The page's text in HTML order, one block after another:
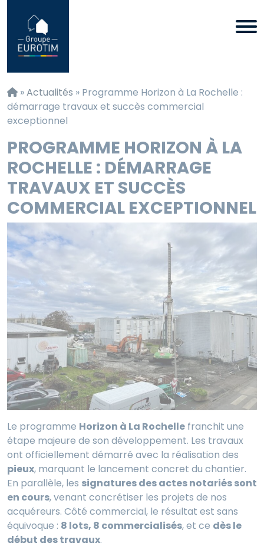
»Actualités » Programme Horizon à La Rochelle :
démarrage travaux et succès commercial
exceptionnel
PROGRAMME HORIZON À LA
ROCHELLE : DÉMARRAGE
TRAVAUX ET SUCCÈS
COMMERCIAL EXCEPTIONNEL
Le programme Horizon à La Rochelle franchit une
étape majeure de son développement. Les travaux
ont officiellement démarré avec la réalisation des
pieux, marquant le lancement concret du chantier.
En parallèle, les signatures des actes notariés sont
en cours, venant concrétiser les projets de nos
acquéreurs. Côté commercial, le résultat est sans
équivoque : 8 lots, 8 commercialisés, et ce dès le
début des travaux.